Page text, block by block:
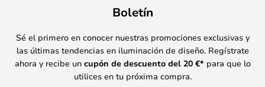
Boletín
Sé el primero en conocer nuestras promociones exclusivas y
las últimas tendencias en iluminación de diseño. Regístrate
ahora y recibe un cupón de descuento del 20 €* para que lo
utilices en tu próxima compra.